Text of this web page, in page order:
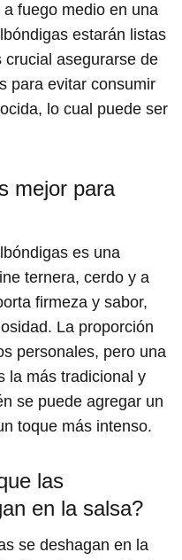
fuego medio en una
estarán listas
asegurarse de
para evitar consumir
lo cual puede ser
mejor para
es una
ternera, cerdo y a
firmeza y sabor,
La proporción
personales, pero una
la más tradicional y
se puede agregar un
toque más intenso.
las
en la salsa?
se deshagan en la